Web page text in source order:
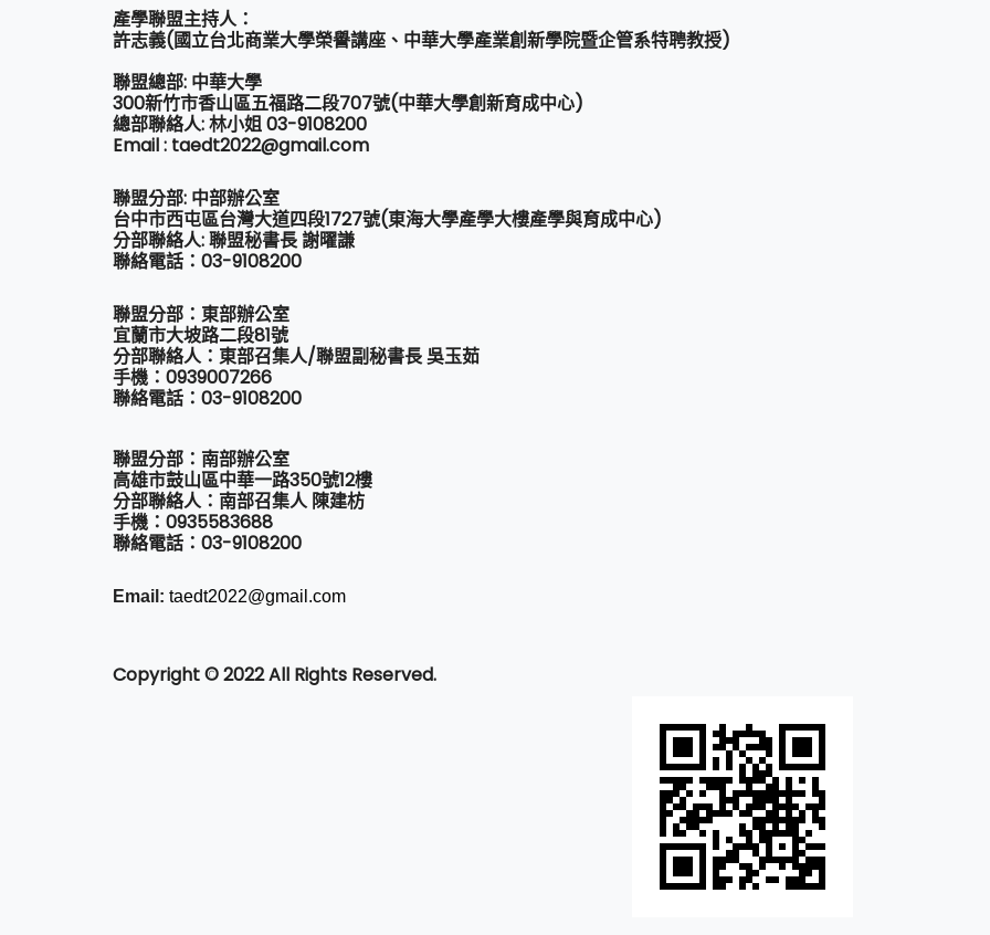
產學聯盟主持人：
許志義(國立台北商業大學榮譽講座、中華大學產業創新學院暨企管系特聘教授)
聯盟總部: 中華大學
300新竹市香山區五福路二段707號(中華大學創新育成中心)
總部聯絡人: 林小姐 03-9108200
Email : taedt2022@gmail.com
聯盟分部: 中部辦公室
台中市西屯區台灣大道四段1727號(東海大學產學大樓產學與育成中心)
分部聯絡人: 聯盟秘書長 謝曜謙
聯絡電話：03-9108200
聯盟分部：東部辦公室
宜蘭市大坡路二段81號
分部聯絡人：東部召集人/聯盟副秘書長 吳玉茹
手機：0939007266
聯絡電話：03-9108200
聯盟分部：南部辦公室
高雄市鼓山區中華一路350號12樓
分部聯絡人：南部召集人 陳建枋
手機：0935583688
聯絡電話：03-9108200
Email: taedt2022@gmail.com
Copyright © 2022 All Rights Reserved.